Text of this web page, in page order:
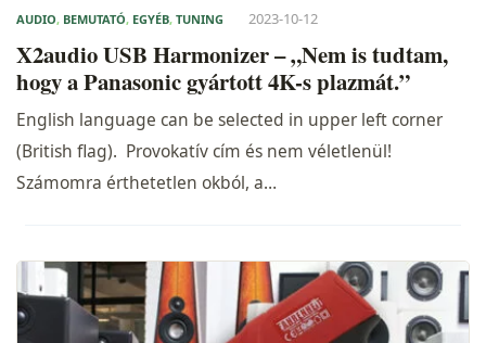
AUDIO, BEMUTATÓ, EGYÉB, TUNING 2023-10-12
X2audio USB Harmonizer – „Nem is tudtam,
hogy a Panasonic gyártott 4K-s plazmát.”
English language can be selected in upper left corner
(British flag). Provokatív cím és nem véletlenül!
Számomra érthetetlen okból, a…